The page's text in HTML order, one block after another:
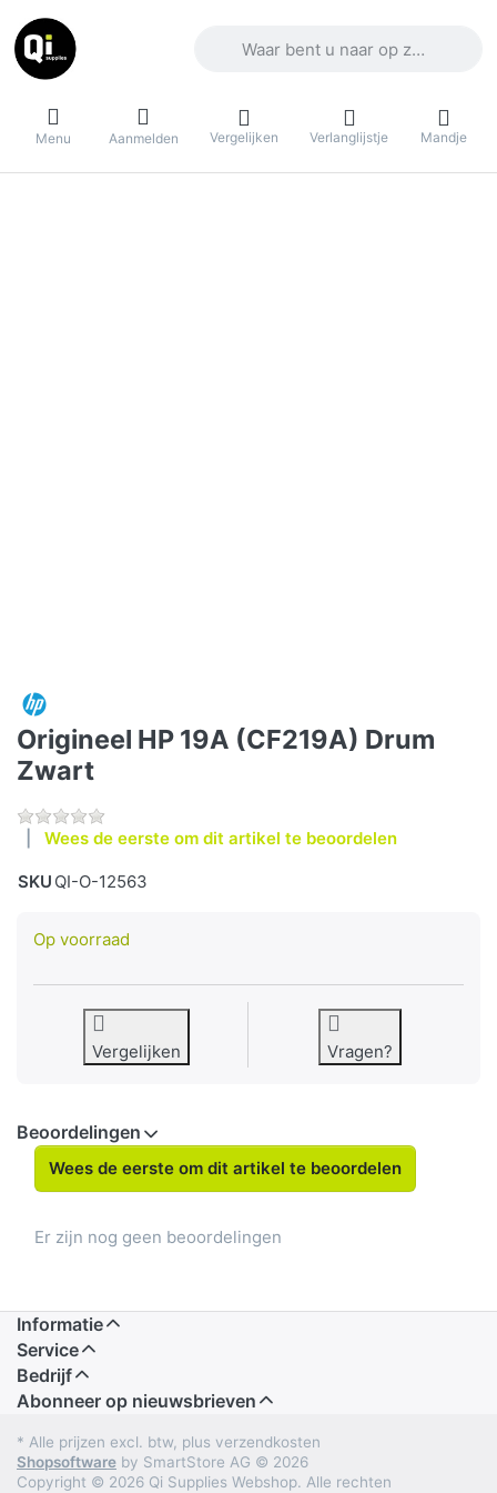
Menu Aanmelden Vergelijken Verlanglijstje Mandje
Origineel HP 19A (CF219A) Drum
Zwart
Wees de eerste om dit artikel te beoordelen
SKU QI-O-12563
Op voorraad
Vergelijken Vragen?
Beoordelingen
Wees de eerste om dit artikel te beoordelen
Er zijn nog geen beoordelingen
Informatie
Service
Bedrijf
Abonneer op nieuwsbrieven
* Alle prijzen excl. btw, plus verzendkosten
Shopsoftware by SmartStore AG © 2026
Copyright © 2026 Qi Supplies Webshop. Alle rechten